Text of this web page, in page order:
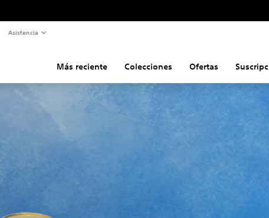
Asistencia
Más reciente Colecciones Ofertas